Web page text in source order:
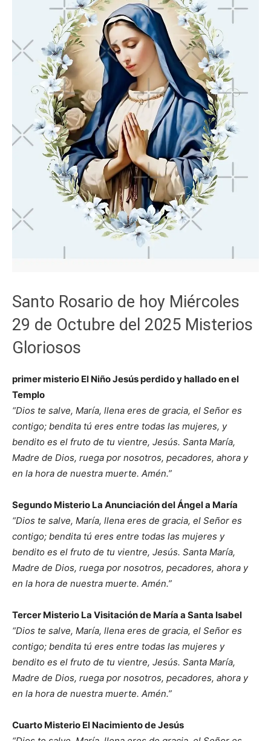
Santo Rosario de hoy Miércoles
29 de Octubre del 2025 Misterios
Gloriosos
primer misterio El Niño Jesús perdido y hallado en el
Templo
“Dios te salve, María, llena eres de gracia, el Señor es
contigo; bendita tú eres entre todas las mujeres, y
bendito es el fruto de tu vientre, Jesús. Santa María,
Madre de Dios, ruega por nosotros, pecadores, ahora y
en la hora de nuestra muerte. Amén.”
Segundo Misterio La Anunciación del Ángel a María
“Dios te salve, María, llena eres de gracia, el Señor es
contigo; bendita tú eres entre todas las mujeres y
bendito es el fruto de tu vientre, Jesús. Santa María,
Madre de Dios, ruega por nosotros, pecadores, ahora y
en la hora de nuestra muerte. Amén.”
Tercer Misterio La Visitación de María a Santa Isabel
“Dios te salve, María, llena eres de gracia, el Señor es
contigo; bendita tú eres entre todas las mujeres y
bendito es el fruto de tu vientre, Jesús. Santa María,
Madre de Dios, ruega por nosotros, pecadores, ahora y
en la hora de nuestra muerte. Amén.”
Cuarto Misterio El Nacimiento de Jesús